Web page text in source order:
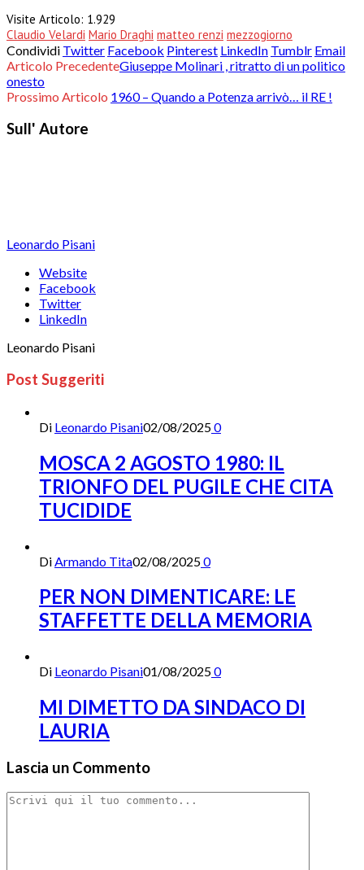
Visite Articolo: 1.929
Claudio Velardi Mario Draghi matteo renzi mezzogiorno
Condividi Twitter Facebook Pinterest LinkedIn Tumblr Email
Articolo PrecedenteGiuseppe Molinari , ritratto di un politico
onesto
Prossimo Articolo 1960 – Quando a Potenza arrivò… il RE !
Sull' Autore
Leonardo Pisani
Website
Facebook
Twitter
LinkedIn
Leonardo Pisani
Post Suggeriti
Di Leonardo Pisani02/08/20250
MOSCA 2 AGOSTO 1980: IL
TRIONFO DEL PUGILE CHE CITA
TUCIDIDE
Di Armando Tita02/08/20250
PER NON DIMENTICARE: LE
STAFFETTE DELLA MEMORIA
Di Leonardo Pisani01/08/20250
MI DIMETTO DA SINDACO DI
LAURIA
Lascia un Commento